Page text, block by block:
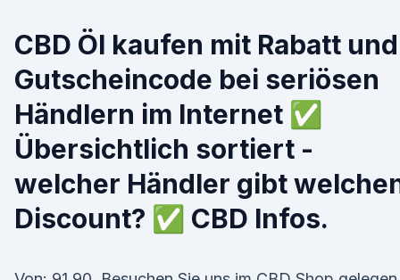
CBD Öl kaufen mit Rabatt und
Gutscheincode bei seriösen
Händlern im Internet ✅
Übersichtlich sortiert -
welcher Händler gibt
Discount? ✅ CBD Infos.